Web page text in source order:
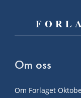
Om oss
Om Forlaget